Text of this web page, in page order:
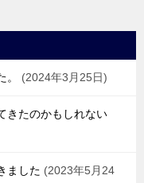
2024年3月25日
きたのかもしれない
ました
2023年5月24